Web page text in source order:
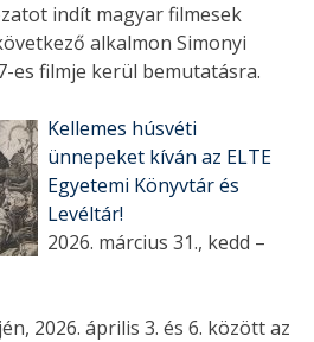
indít magyar filmesek
alkalmon Simonyi
es filmje kerül bemutatásra.
Kellemes húsvéti
ünnepeket kíván az ELTE
Egyetemi Könyvtár és
Levéltár!
2026. március 31., kedd –
2026. április 3. és 6. között az